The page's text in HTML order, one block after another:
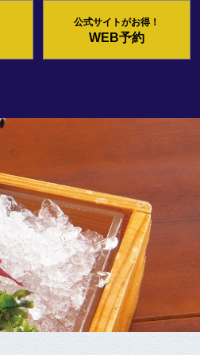
公式サイトがお得！
WEB予約